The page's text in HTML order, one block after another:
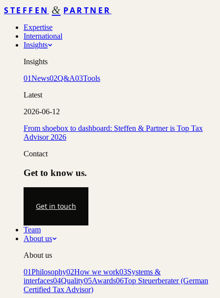
STEFFEN & PARTNER
Expertise
International
Insights
Insights
01News02Q&A03Tools
Latest
2026-06-12
From shoebox to dashboard: Steffen & Partner is Top Tax
Advisor 2026
Contact
Get to know us.
Get in touch
Team
About us
About us
01Philosophy02How we work03Systems &
interfaces04Quality05Awards06Top Steuerberater (German
Certified Tax Advisor)